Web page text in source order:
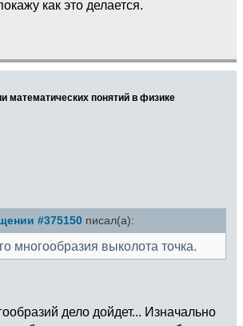
как это делается.
математических понятий в физике
#375150 писал(а):
многообразия выколота точка.
дело дойдет... Изначально